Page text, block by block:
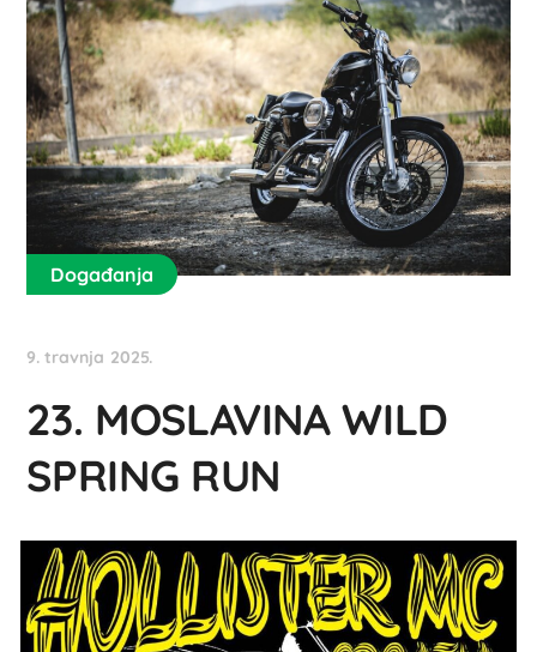
Događanja
9. travnja 2025.
23. MOSLAVINA WILD
SPRING RUN